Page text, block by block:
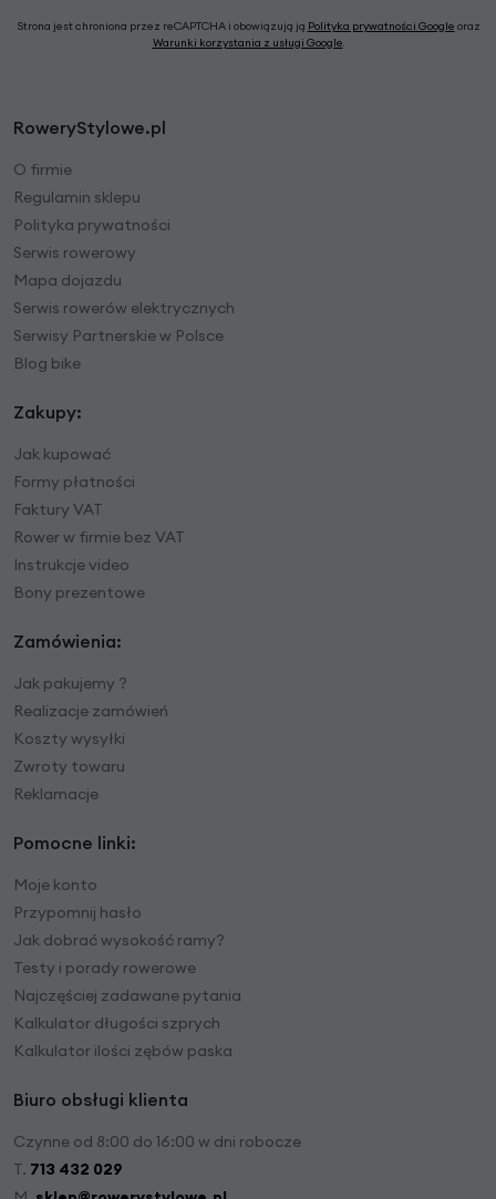
Strona jest chroniona przez reCAPTCHA i obowiązują ją Polityka prywatności Google oraz
Warunki korzystania z usługi Google.
RoweryStylowe.pl
O firmie
Regulamin sklepu
Polityka prywatności
Serwis rowerowy
Mapa dojazdu
Serwis rowerów elektrycznych
Serwisy Partnerskie w Polsce
Blog bike
Zakupy:
Jak kupować
Formy płatności
Faktury VAT
Rower w firmie bez VAT
Instrukcje video
Bony prezentowe
Zamówienia:
Jak pakujemy ?
Realizacje zamówień
Koszty wysyłki
Zwroty towaru
Reklamacje
Pomocne linki:
Moje konto
Przypomnij hasło
Jak dobrać wysokość ramy?
Testy i porady rowerowe
Najczęściej zadawane pytania
Kalkulator długości szprych
Kalkulator ilości zębów paska
Biuro obsługi klienta
Czynne od 8:00 do 16:00 w dni robocze
T. 713 432 029